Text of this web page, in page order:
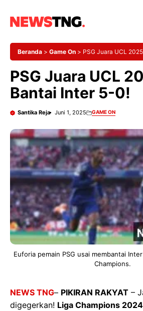
Beranda > Game On > PSG Juara UCL
PSG Juara UCL
Bantai Inter 5-0!
Santika Reja Juni 1, 2025 GAME ON
Euforia pemain PSG usai membantai
Champions.
NEWS TNG– PIKIRAN RAKYAT –
digegerkan! Liga Champions